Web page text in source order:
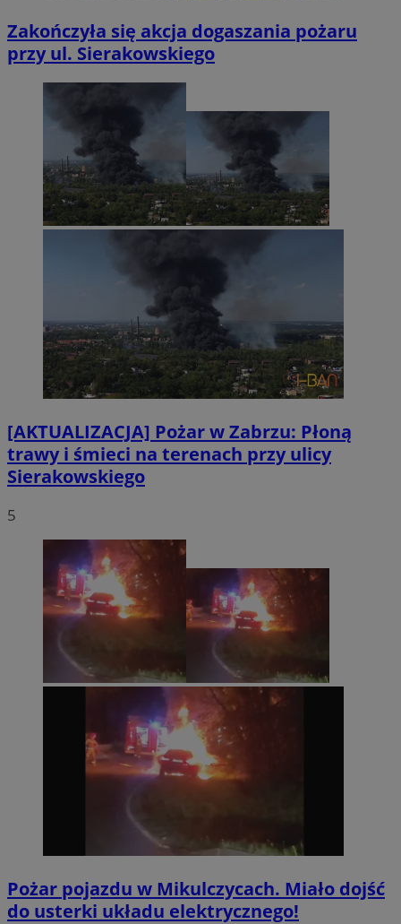
Zakończyła się akcja dogaszania pożaru
przy ul. Sierakowskiego
[AKTUALIZACJA] Pożar w Zabrzu: Płoną
trawy i śmieci na terenach przy ulicy
Sierakowskiego
5
Pożar pojazdu w Mikulczycach. Miało dojść
do usterki układu elektrycznego!